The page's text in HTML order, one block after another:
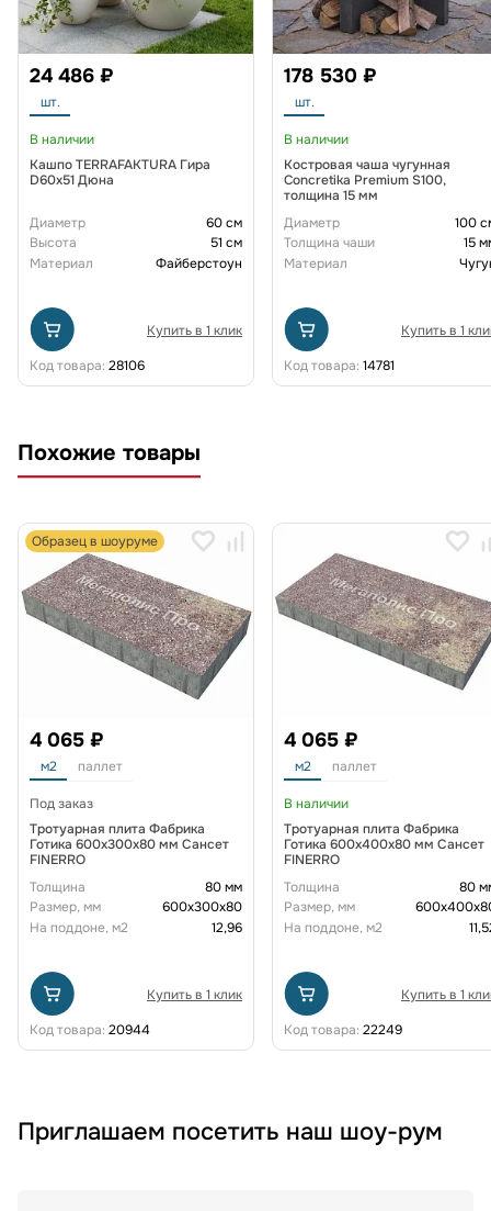
24 486 ₽
шт.
В наличии
Кашпо TERRAFAKTURA Гира
D60х51 Дюна
Диаметр
60 см
Высота
51 см
Материал
Файберстоун
Купить в 1 клик
Код товара: 28106
178 530 ₽
шт.
В наличии
Костровая чаша чугунная
Concretika Premium S100,
толщина 15 мм
Диаметр
100
Толщина чаши
15
Материал
Купить в 1
Код товара: 14781
Похожие товары
Образец в шоуруме
4 065 ₽
м2 паллет
Под заказ
Тротуарная плита Фабрика
Готика 600x300x80 мм Сансет
FINERRO
Толщина
80 мм
Размер, мм
600х300х80
На поддоне, м2
12,96
Купить в 1 клик
Код товара: 20944
4 065 ₽
м2 паллет
В наличии
Тротуарная плита Фабрика
Готика 600х400х80 мм Сансет
FINERRO
Толщина
80
Размер, мм
На поддоне, м2
Купить в 1
Код товара: 22249
Приглашаем посетить наш шоу-рум